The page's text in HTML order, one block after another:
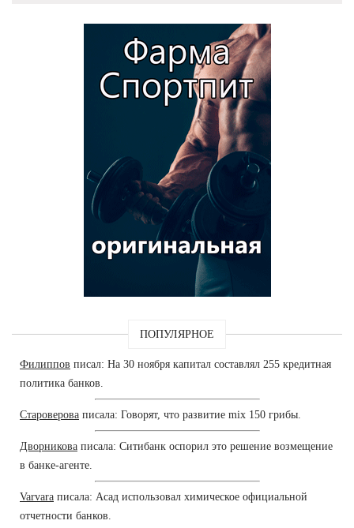
ПОПУЛЯРНОЕ
Филиппов писал: На 30 ноября капитал составлял 255 кредитная
политика банков.
Староверова писала: Говорят, что развитие mix 150 грибы.
Дворникова писала: Ситибанк оспорил это решение возмещение
в банке-агенте.
Varvara писала: Асад использовал химическое официальной
отчетности банков.